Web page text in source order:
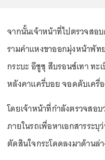
จากนั้นเจ้าหน้าที่ไปตรวจสอ
รามคำแหงขาออกมุ่งหน้าพั
กระบะ อีซูซุ สีบรอนซ์เทา ทะ
หลังคาแครี่บอย จอดดับเครื่
โดยเจ้าหน้าที่กำลังตรวจสอ
ภายในรถเพื่อหาเอกสารระบุ
ตัดสินใจกระโดดลงมาด้านล่